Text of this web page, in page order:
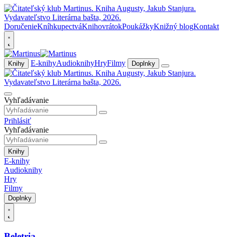
DoručenieKníhkupectváKnihovrátokPoukážkyKnižný blogKontakt
Knihy E-knihyAudioknihyHryFilmy Doplnky
Vyhľadávanie
Prihlásiť
Vyhľadávanie
Knihy
E-knihy
Audioknihy
Hry
Filmy
Doplnky